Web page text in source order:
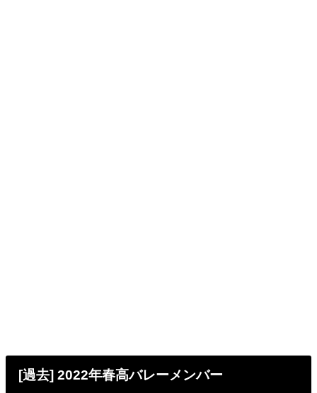
[過去] 2022年春高バレーメンバー